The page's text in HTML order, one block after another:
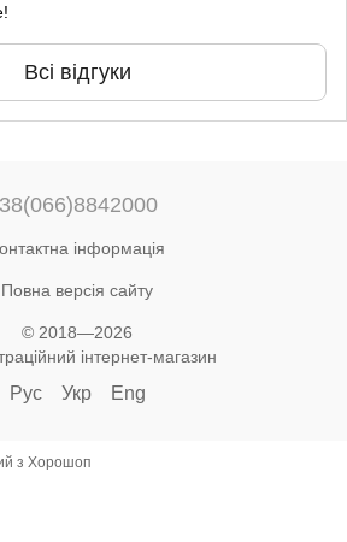
Всі відгуки
інформація
Повна версія сайту
© 2018—2026
інтернет-магазин
Рус Укр Eng
з Хорошоп